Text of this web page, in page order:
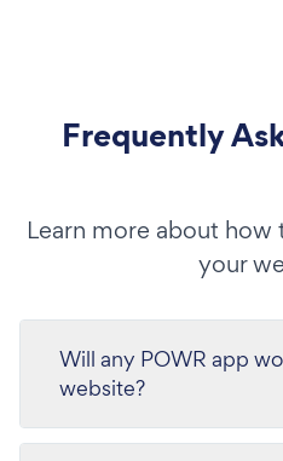
Frequently
Learn more about
your
Will any POWR app
website?